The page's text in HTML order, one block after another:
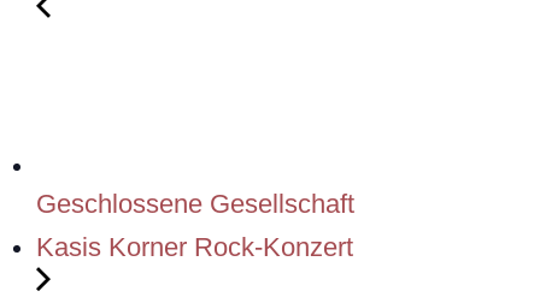
Geschlossene Gesellschaft
Kasis Korner Rock-Konzert